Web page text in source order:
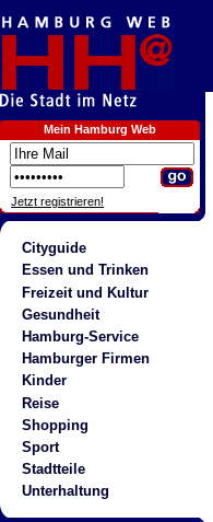
Mein Hamburg Web
Jetzt registrieren!
Cityguide
Essen und Trinken
Freizeit und Kultur
Gesundheit
Hamburg-Service
Hamburger Firmen
Kinder
Reise
Shopping
Sport
Stadtteile
Unterhaltung